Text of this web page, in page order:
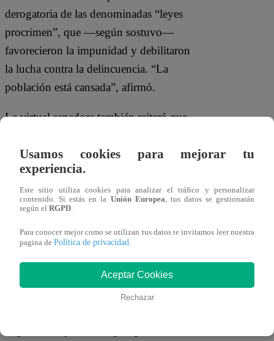
derogatoria de las denominadas “leyes
procrimen”, que —según sostuvo—
favorecieron la impunidad y debilitaron
la lucha contra la delincuencia. “La
población está cansada”, afirmó.
La virtual senadora también reiteró que
electorales y criticó las denuncias de
fraude impulsadas desde el fujimorismo
tras las elecciones de 2021. “Con el
fujimorismo ni a la esquina”, señaló,
aunque precisó que aceptarán la decisión
de la ciudadanía en segunda vuelta.
Respecto a un eventual gobierno de
Roberto Sánchez, Luque aseguró que
Usamos cookies para mejorar tu
experiencia.
Este sitio utiliza cookies para analizar el tráfico y personalizar
contenido. Si estás en la Unión Europea, tus datos se gestionarán
según el RGPD.
Para conocer mejor como se utilizan tus datos te invitamos leer nuestra
pagina de Política de privacidad.
Aceptar Cookies
Rechazar